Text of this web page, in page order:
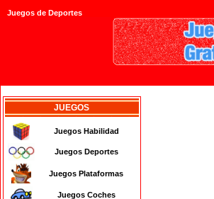
Juegos de Deportes
JUEGOS
Juegos Habilidad
Juegos Deportes
Juegos Plataformas
Juegos Coches